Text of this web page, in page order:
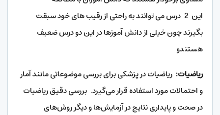
این 2 درس می توانند به راحتی از رقیب های خود سبقت
بگیرند چون خیلی از دانش آموزها در این دو درس ضعیف
هستندو
ریاضیات: ریاضیات در پزشکی برای بررسی موضوعاتی مانند آمار
و احتمالات مورد استفاده قرار می‌گیرد. بررسی دقیق ریاضیات
در صحت و پایداری نتایج در آزمایش‌ها و دیگر روش‌های